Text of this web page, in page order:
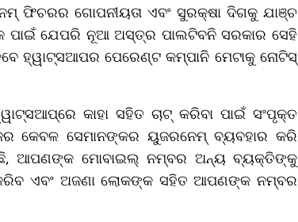
ଫିଚରର ଗୋପନୀୟତା ଏବଂ ସୁରକ୍ଷା ଦିଗକୁ ଯାଞ୍ଚ
ପାଇଁ ଯେପରି ନୂଆ ଅସ୍ତ୍ର ପାଲଟିବନି ସରକାର ସେହି
ହ୍ୱାଟ୍ସଆପର ପେରେଣ୍ଟ କମ୍ପାନି ମେଟାକୁ ନୋଟିସ୍
କାହା ସହିତ ଚାଟ୍ କରିବା ପାଇଁ ସଂପୃକ୍ତ
କେବଳ ସେମାନଙ୍କର ୟୁଜରନେମ୍ ବ୍ୟବହାର କରି
ଆପଣଙ୍କ ମୋବାଇଲ୍ ନମ୍ବର ଅନ୍ୟ ବ୍ୟକ୍ତିଙ୍କୁ
କରିବ ଏବଂ ଅଜଣା ଲୋକଙ୍କ ସହିତ ଆପଣଙ୍କ ନମ୍ବର